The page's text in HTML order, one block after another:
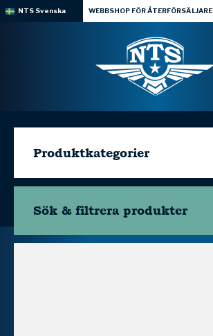
NTS Svenska WEBBSHOP FÖR ÅTERFÖRSÄLJARE
Produktkategorier
Sök & filtrera produkter